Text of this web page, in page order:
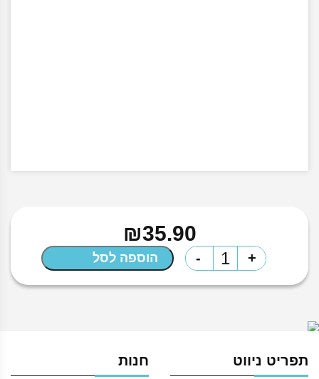
₪35.90
+
כמות
של
פלאסק
איכותי
- הוספה לסל
תפריט ניווט חנות